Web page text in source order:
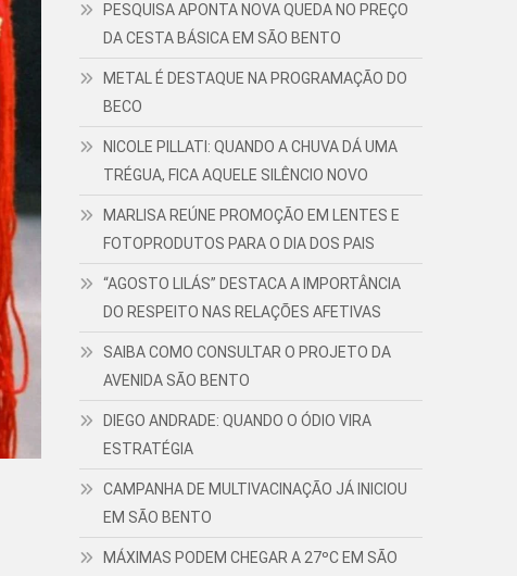
PESQUISA APONTA NOVA QUEDA NO PREÇO
DA CESTA BÁSICA EM SÃO BENTO
METAL É DESTAQUE NA PROGRAMAÇÃO DO
BECO
NICOLE PILLATI: QUANDO A CHUVA DÁ UMA
TRÉGUA, FICA AQUELE SILÊNCIO NOVO
MARLISA REÚNE PROMOÇÃO EM LENTES E
FOTOPRODUTOS PARA O DIA DOS PAIS
“AGOSTO LILÁS” DESTACA A IMPORTÂNCIA
DO RESPEITO NAS RELAÇÕES AFETIVAS
SAIBA COMO CONSULTAR O PROJETO DA
AVENIDA SÃO BENTO
DIEGO ANDRADE: QUANDO O ÓDIO VIRA
ESTRATÉGIA
CAMPANHA DE MULTIVACINAÇÃO JÁ INICIOU
EM SÃO BENTO
MÁXIMAS PODEM CHEGAR A 27ºC EM SÃO